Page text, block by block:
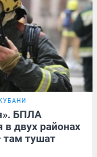
БПЛА
в двух районах
там тушат